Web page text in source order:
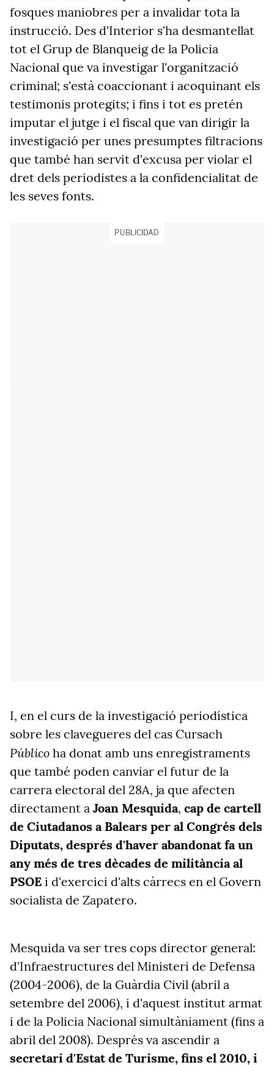
fosques maniobres per a invalidar tota la
instrucció. Des d'Interior s'ha desmantellat
tot el Grup de Blanqueig de la Policia
Nacional que va investigar l'organització
criminal; s'està coaccionant i acoquinant els
testimonis protegits; i fins i tot es pretén
imputar el jutge i el fiscal que van dirigir la
investigació per unes presumptes filtracions
que també han servit d'excusa per violar el
dret dels periodistes a la confidencialitat de
les seves fonts.
PUBLICIDAD
I, en el curs de la investigació periodística
sobre les clavegueres del cas Cursach
Público ha donat amb uns enregistraments
que també poden canviar el futur de la
carrera electoral del 28A, ja que afecten
directament a Joan Mesquida, cap de cartell
de Ciutadanos a Balears per al Congrés dels
Diputats, després d'haver abandonat fa un
any més de tres dècades de militància al
PSOE i d'exercici d'alts càrrecs en el Govern
socialista de Zapatero.
Mesquida va ser tres cops director general:
d'Infraestructures del Ministeri de Defensa
(2004-2006), de la Guàrdia Civil (abril a
setembre del 2006), i d'aquest institut armat
i de la Policia Nacional simultàniament (fins a
abril del 2008). Després va ascendir a
secretari d'Estat de Turisme, fins el 2010, i